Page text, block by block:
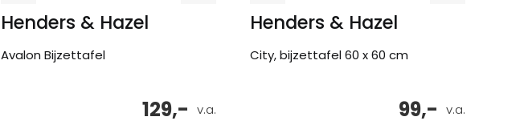
Henders & Hazel
Avalon Bijzettafel
v.a.
129,-
Henders & Hazel
City, bijzettafel 60 x 60 cm
v.a.
99,-